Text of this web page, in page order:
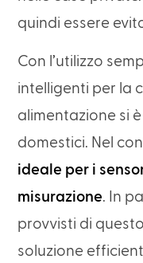
quindi essere
Con l’utilizzo
intelligenti per la
alimentazione si
domestici. Nel
ideale per i
misurazione. In
provvisti di
soluzione